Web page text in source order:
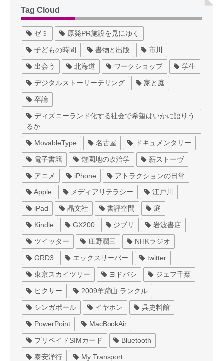
Tag Cloud
ゼミ 原発PR施設を見にゆく
子どもの時間 書物と出版 市川
出会う 北海道 ワークショップ 学生
デジタルストーリーテリング 家と庭
卒論
ディズニーランド化する社会で希望はいかに語りう
るか
MovableType 名古屋 ドキュメンタリー
電子書籍 遊園地の政治学 薪ストーヴ
アニメ iPhone アトラクションの日常
Apple メディアリテラシー 江戸川
iPad 晶文社 書評空間 庭
Kindle GX200 ジブリ 岩波書店
ツイッター 庄野潤三 NHKラジオ
GRD3 エックスサーバー twitter
東京スカイツリー ヨドバシ ジェフ千葉
ピクサー 2009羊蹄山 ランクル
シンガポール イヤホン 呉史料館
PowerPoint MacBookAir
プリペイドSIMカード Bluetooth
泰安洋行 My Transport